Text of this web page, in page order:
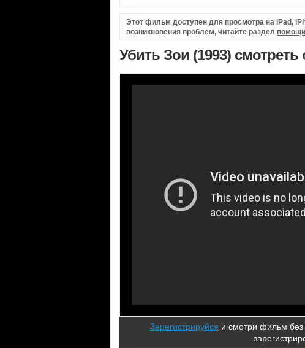
Этот фильм доступен для просмотра на iPad,
возникновения проблем, читайте раздел помощи
Убить Зои (1993) смотреть
Зарегистрируйся и смотри фильм